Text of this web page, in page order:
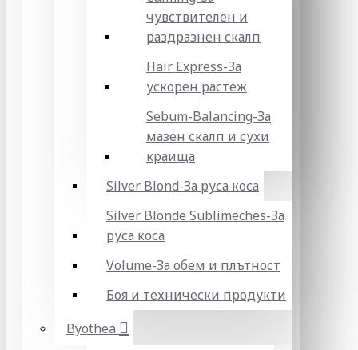
чувствителен и
раздразнен скалп
Hair Express-За
ускорен растеж
Sebum-Balancing-За
мазен скалп и сухи
краища
Silver Blond-За руса коса
Silver Blonde Sublіmeches-За
руса коса
Volume-За обем и плътност
Боя и технически продукти
Byothea